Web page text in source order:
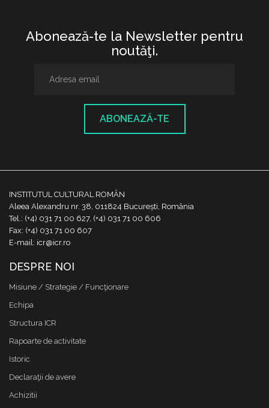
Abonează-te la Newsletter pentru
noutăţi.
ABONEAZĂ-TE
INSTITUTUL CULTURAL ROMÂN
Aleea Alexandru nr. 38, 011824 București, România
Tel.: (+4) 031 71 00 627, (+4) 031 71 00 606
Fax: (+4) 031 71 00 607
E-mail: icr@icr.ro
DESPRE NOI
Misiune / Strategie / Funcţionare
Echipa
Structura ICR
Rapoarte de activitate
Istoric
Declaraţii de avere
Achizitii